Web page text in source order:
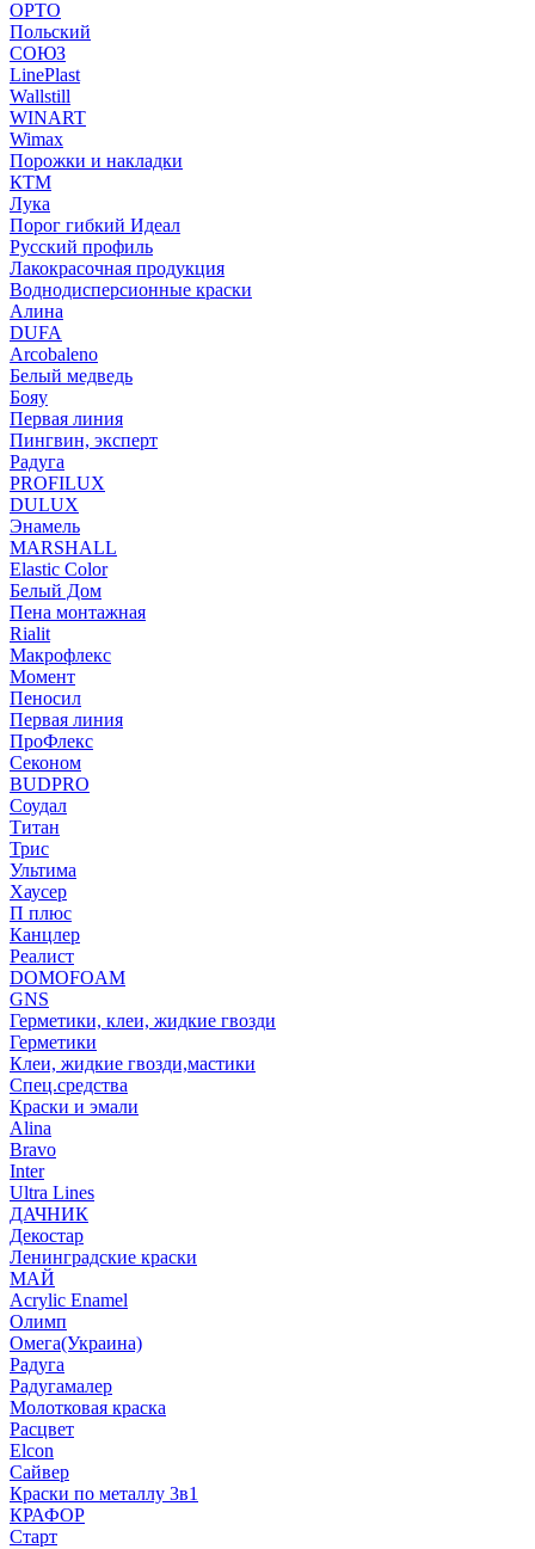
ОРТО
Польский
СОЮЗ
LinePlast
Wallstill
WINART
Wimax
Порожки и накладки
КТМ
Лука
Порог гибкий Идеал
Русский профиль
Лакокрасочная продукция
Воднодисперсионные краски
Алина
DUFA
Arcobaleno
Белый медведь
Бояу
Первая линия
Пингвин, эксперт
Радуга
PROFILUX
DULUX
Энамель
MARSHALL
Elastic Color
Белый Дом
Пена монтажная
Rialit
Макрофлекс
Момент
Пеносил
Первая линия
ПроФлекс
Секоном
BUDPRO
Соудал
Титан
Трис
Ультима
Хаусер
П плюс
Канцлер
Реалист
DOMOFOAM
GNS
Герметики, клеи, жидкие гвозди
Герметики
Клеи, жидкие гвозди,мастики
Спец.средства
Краски и эмали
Alina
Bravo
Inter
Ultra Lines
ДАЧНИК
Декостар
Ленинградские краски
МАЙ
Acrylic Enamel
Олимп
Омега(Украина)
Радуга
Радугамалер
Молотковая краска
Расцвет
Elcon
Сайвер
Краски по металлу 3в1
КРАФОР
Старт